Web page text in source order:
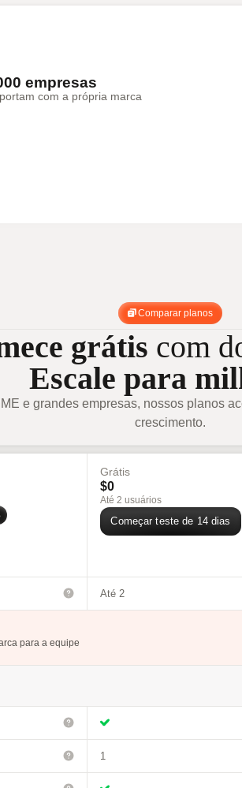
empresas
com a própria marca
Comparar planos
grátis com
Escale para
e grandes empresas, nossos planos
crescimento.
Grátis
$0
Até 2 usuários
Começar teste de 14 dias
Até 2
para a equipe
1